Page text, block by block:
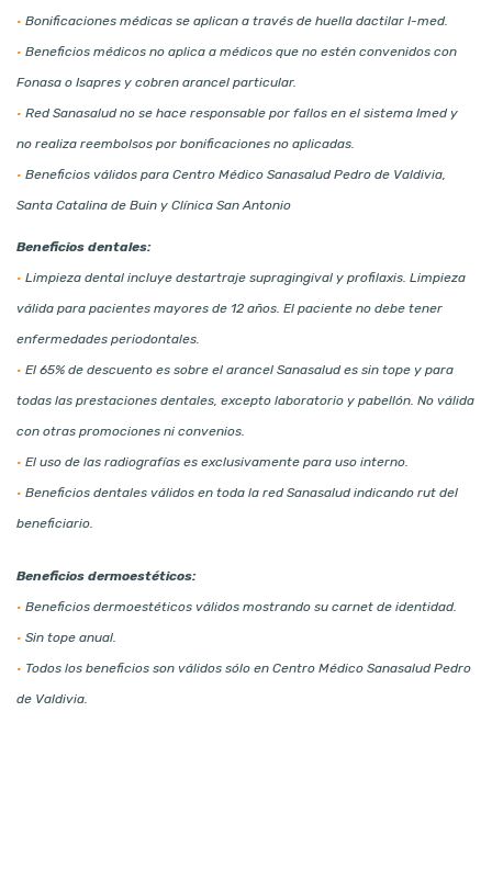
• Bonificaciones médicas se aplican a través de huella dactilar I-med.
• Beneficios médicos no aplica a médicos que no estén convenidos con
Fonasa o Isapres y cobren arancel particular.
• Red Sanasalud no se hace responsable por fallos en el sistema Imed y
no realiza reembolsos por bonificaciones no aplicadas.
• Beneficios válidos para Centro Médico Sanasalud Pedro de Valdivia,
Santa Catalina de Buin y Clínica San Antonio
Beneficios dentales:
• Limpieza dental incluye destartraje supragingival y profilaxis. Limpieza
válida para pacientes mayores de 12 años. El paciente no debe tener
enfermedades periodontales.
• El 65% de descuento es sobre el arancel Sanasalud es sin tope y para
todas las prestaciones dentales, excepto laboratorio y pabellón. No válida
con otras promociones ni convenios.
• El uso de las radiografías es exclusivamente para uso interno.
• Beneficios dentales válidos en toda la red Sanasalud indicando rut del
beneficiario.
Beneficios dermoestéticos:
• Beneficios dermoestéticos válidos mostrando su carnet de identidad.
• Sin tope anual.
• Todos los beneficios son válidos sólo en Centro Médico Sanasalud Pedro
de Valdivia.